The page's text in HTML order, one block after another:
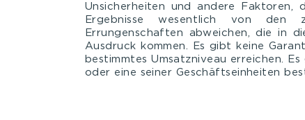
Unsicherheiten und andere Faktoren,
Ergebnisse wesentlich von den
Errungenschaften abweichen, die in
Ausdruck kommen. Es gibt keine
bestimmtes Umsatzniveau erreichen.
oder eine seiner Geschäftseinheiten